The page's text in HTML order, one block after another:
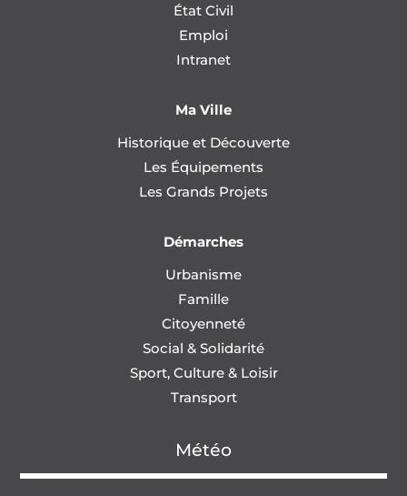
État Civil
Emploi
Intranet
Ma Ville
Historique et Découverte
Les Équipements
Les Grands Projets
Démarches
Urbanisme
Famille
Citoyenneté
Social & Solidarité
Sport, Culture & Loisir
Transport
Météo